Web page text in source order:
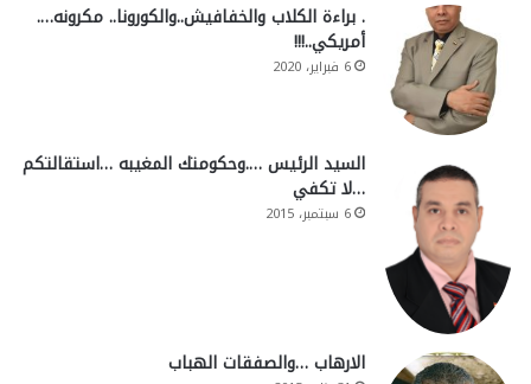
. براءة الكلاب والخفافيش..والكورونا.. مكرونه….
أمريكي..!!!
6 فبراير، 2020
السيد الرئيس ….وحكومتك المغيبه …استقالتكم
…لا تكفي
6 سبتمبر، 2015
الارهاب …والصفقات الهباب